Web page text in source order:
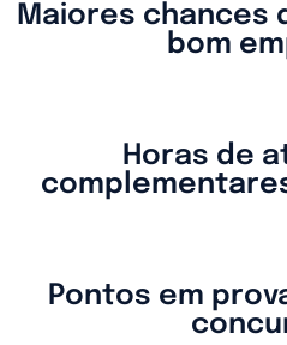
Maiores chances
bom
Horas de
Pontos em